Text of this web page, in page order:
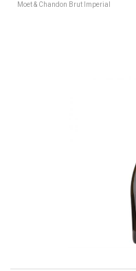
Moet & Chandon Brut Imperial